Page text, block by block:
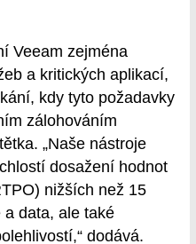
Veeam zejména
a kritických aplikací,
kdy tyto požadavky
zálohováním
„Naše nástroje
dosažení hodnot
nižších než 15
a data, ale také
dodává.